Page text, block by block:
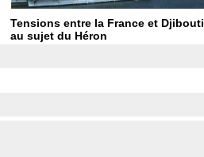
Tensions entre la France et Djibouti
au sujet du Héron